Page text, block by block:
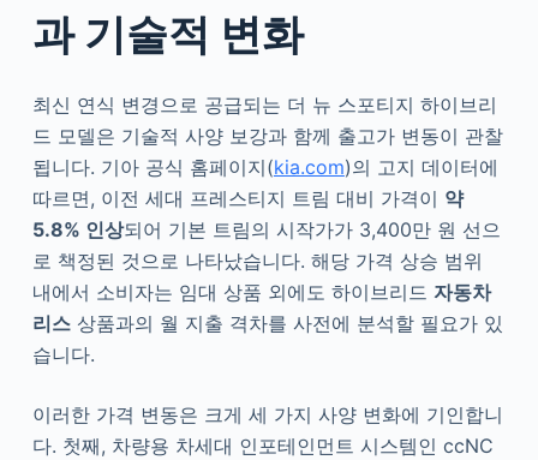
과 기술적 변화
최신 연식 변경으로 공급되는 더 뉴 스포티지 하이브리
드 모델은 기술적 사양 보강과 함께 출고가 변동이 관찰
됩니다. 기아 공식 홈페이지(kia.com)의 고지 데이터에
따르면, 이전 세대 프레스티지 트림 대비 가격이 약
5.8% 인상되어 기본 트림의 시작가가 3,400만 원 선으
로 책정된 것으로 나타났습니다. 해당 가격 상승 범위
내에서 소비자는 임대 상품 외에도 하이브리드 자동차
리스상품과의 월 지출 격차를 사전에 분석할 필요가 있
습니다.
이러한 가격 변동은 크게 세 가지 사양 변화에 기인합니
다. 첫째, 차량용 차세대 인포테인먼트 시스템인 ccNC